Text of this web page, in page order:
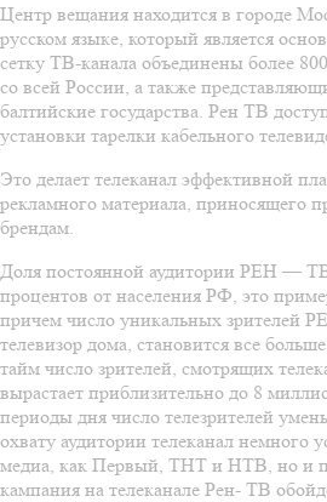
Центр вещания находится в городе
русском языке, который является
сетку ТВ-канала объединены более
со всей России, а также
балтийские государства. Рен ТВ
установки тарелки кабельного
Это делает телеканал эффективной
рекламного материала, приносящего
брендам.
Доля постоянной аудитории РЕН —
процентов от населения РФ, это
причем число уникальных зрителей
телевизор дома, становится все
тайм число зрителей, смотрящих
вырастает приблизительно до 8
периоды дня число телезрителей
охвату аудитории телеканал немного
медиа, как Первый, ТНТ и НТВ, но и
кампания на телеканале Рен- ТВ